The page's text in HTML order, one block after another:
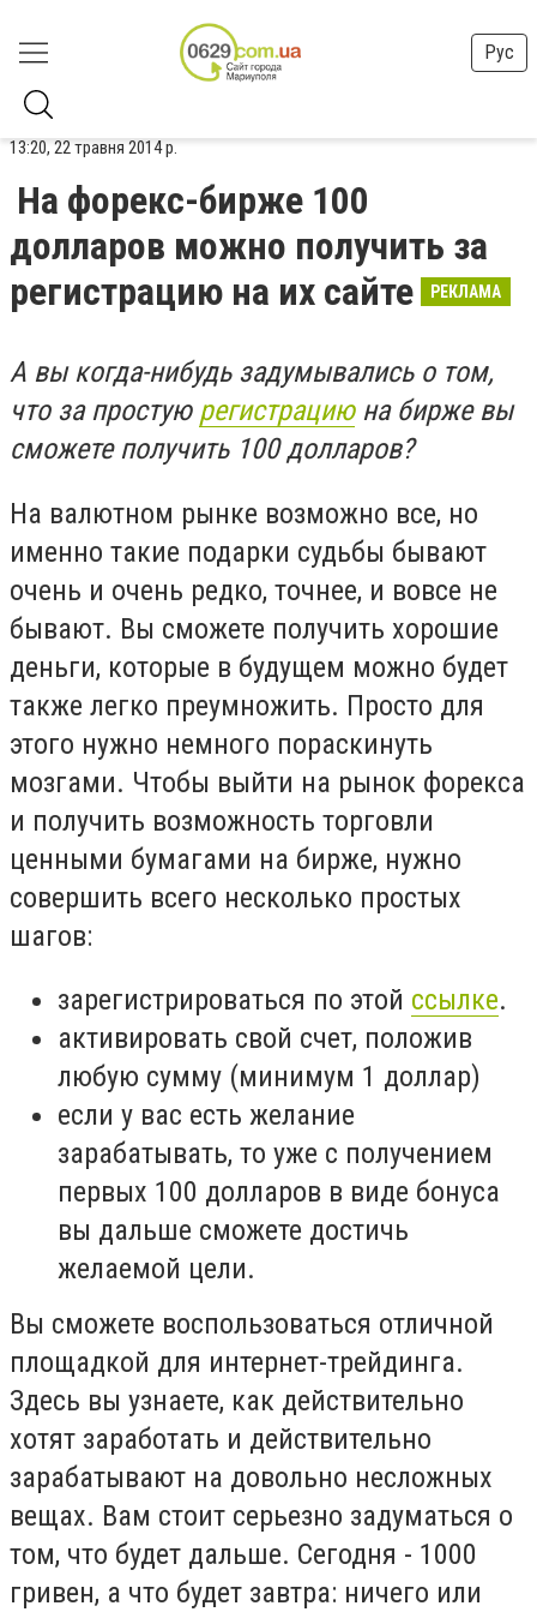
Рус
13:20, 22 травня 2014 р.
На форекс-бирже 100
долларов можно получить за
регистрацию на их сайте
РЕКЛАМА
А вы когда-нибудь задумывались о том,
что за простую регистрациюна бирже вы
сможете получить 100 долларов?
На валютном рынке возможно все, но
именно такие подарки судьбы бывают
очень и очень редко, точнее, и вовсе не
бывают. Вы сможете получить хорошие
деньги, которые в будущем можно будет
также легко преумножить. Просто для
этого нужно немного пораскинуть
мозгами. Чтобы выйти на рынок форекса
и получить возможность торговли
ценными бумагами на бирже, нужно
совершить всего несколько простых
шагов:
зарегистрироваться по этой ссылке.
активировать свой счет, положив
любую сумму (минимум 1 доллар)
если у вас есть желание
зарабатывать, то уже с получением
первых 100 долларов в виде бонуса
вы дальше сможете достичь
желаемой цели.
Вы сможете воспользоваться отличной
площадкой для интернет-трейдинга.
Здесь вы узнаете, как действительно
хотят заработать и действительно
зарабатывают на довольно несложных
вещах. Вам стоит серьезно задуматься о
том, что будет дальше. Сегодня - 1000
гривен, а что будет завтра: ничего или